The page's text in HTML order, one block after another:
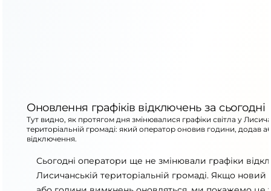
Оновлення графіків відключень за сьогодні
Тут видно, як протягом дня змінювалися графіки світла у
територіальній громаді: який оператор оновив години, додав
відключення.
Сьогодні оператори ще не змінювали графіки
Лисичанській територіальній громаді. Якщо новий